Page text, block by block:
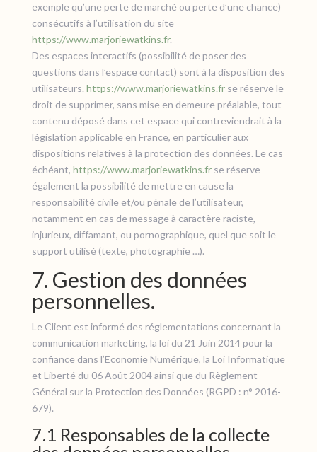
exemple qu’une perte de marché ou perte d’une chance)
consécutifs à l’utilisation du site
https://www.marjoriewatkins.fr.
Des espaces interactifs (possibilité de poser des
questions dans l’espace contact) sont à la disposition des
utilisateurs. https://www.marjoriewatkins.frse réserve le
droit de supprimer, sans mise en demeure préalable, tout
contenu déposé dans cet espace qui contreviendrait à la
législation applicable en France, en particulier aux
dispositions relatives à la protection des données. Le cas
échéant, https://www.marjoriewatkins.frse réserve
également la possibilité de mettre en cause la
responsabilité civile et/ou pénale de l’utilisateur,
notamment en cas de message à caractère raciste,
injurieux, diffamant, ou pornographique, quel que soit le
support utilisé (texte, photographie …).
7. Gestion des données
personnelles.
Le Client est informé des réglementations concernant la
communication marketing, la loi du 21 Juin 2014 pour la
confiance dans l’Economie Numérique, la Loi Informatique
et Liberté du 06 Août 2004 ainsi que du Règlement
Général sur la Protection des Données (RGPD : n° 2016-
679).
7.1 Responsables de la collecte